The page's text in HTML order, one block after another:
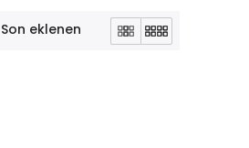
Son eklenen